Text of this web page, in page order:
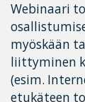
Webinaari
myöskään
liittyminen
(esim.
etukäteen